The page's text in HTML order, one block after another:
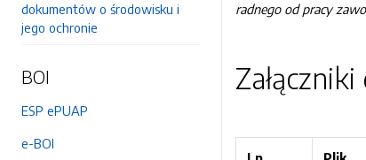
dokumentów o środowisku i
jego ochronie
BOI
ESP ePUAP
e-BOI
radnego od pracy